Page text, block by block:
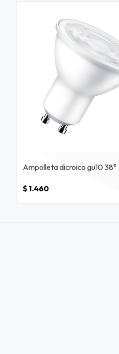
Ampolleta dicroico gu10 38°
$ 1.460